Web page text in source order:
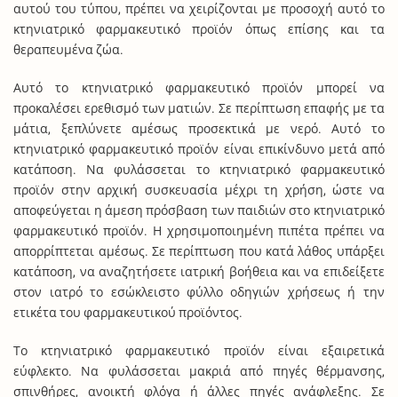
αυτού του τύπου, πρέπει να χειρίζονται με προσοχή αυτό το
κτηνιατρικό φαρμακευτικό προϊόν όπως επίσης και τα
θεραπευμένα ζώα.
Αυτό το κτηνιατρικό φαρμακευτικό προϊόν μπορεί να
προκαλέσει ερεθισμό των ματιών. Σε περίπτωση επαφής με τα
μάτια, ξεπλύνετε αμέσως προσεκτικά με νερό. Αυτό το
κτηνιατρικό φαρμακευτικό προϊόν είναι επικίνδυνο μετά από
κατάποση. Να φυλάσσεται το κτηνιατρικό φαρμακευτικό
προϊόν στην αρχική συσκευασία μέχρι τη χρήση, ώστε να
αποφεύγεται η άμεση πρόσβαση των παιδιών στο κτηνιατρικό
φαρμακευτικό προϊόν. Η χρησιμοποιημένη πιπέτα πρέπει να
απορρίπτεται αμέσως. Σε περίπτωση που κατά λάθος υπάρξει
κατάποση, να αναζητήσετε ιατρική βοήθεια και να επιδείξετε
στον ιατρό το εσώκλειστο φύλλο οδηγιών χρήσεως ή την
ετικέτα του φαρμακευτικού προϊόντος.
Το κτηνιατρικό φαρμακευτικό προϊόν είναι εξαιρετικά
εύφλεκτο. Να φυλάσσεται μακριά από πηγές θέρμανσης,
σπινθήρες, ανοικτή φλόγα ή άλλες πηγές ανάφλεξης. Σε